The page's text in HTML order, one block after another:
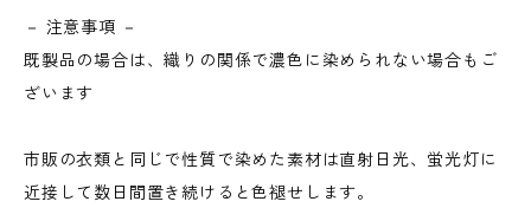
－ 注意事項 －
既製品の場合は、織りの関係で濃色に染められない場合もご
ざいます
市販の衣類と同じで性質で染めた素材は直射日光、蛍光灯に
近接して数日間置き続けると色褪せします。